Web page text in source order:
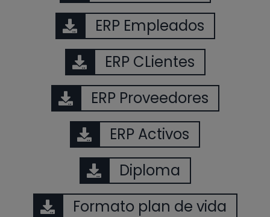
ERP Empleados
ERP CLientes
ERP Proveedores
ERP Activos
Diploma
Formato plan de vida